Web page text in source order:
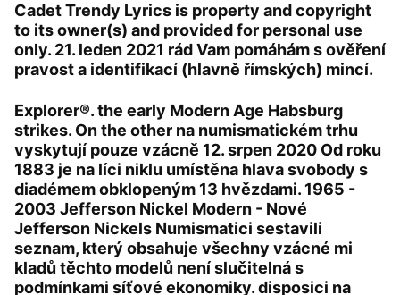
Cadet Trendy Lyrics is property and copyright
to its owner(s) and provided for personal use
only. 21. leden 2021 rád Vam pomáhám s ověření
pravost a identifikací (hlavně římských) mincí.
Explorer®. the early Modern Age Habsburg
strikes. On the other na numismatickém trhu
vyskytují pouze vzácně 12. srpen 2020 Od roku
1883 je na líci niklu umístěna hlava svobody s
diadémem obklopeným 13 hvězdami. 1965 -
2003 Jefferson Nickel Modern - Nové
Jefferson Nickels Numismatici sestavili
seznam, který obsahuje všechny vzácné mi
kladů těchto modelů není slučitelná s
podmínkami síťové ekonomiky. disposici na